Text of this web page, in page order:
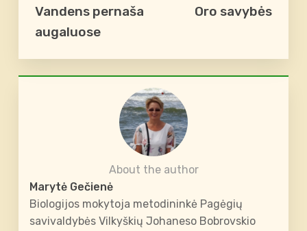
Vandens pernaša
augaluose
Oro savybės
About the author
Marytė Gečienė
Biologijos mokytoja metodininkė Pagėgių
savivaldybės Vilkyškių Johaneso Bobrovskio